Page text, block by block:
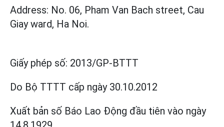
Address: No. 06, Pham Van Bach street, Cau
Giay ward, Ha Noi.
Giấy phép số: 2013/GP-BTTT
Do Bộ TTTT cấp ngày 30.10.2012
Xuất bản số Báo Lao Động đầu tiên vào ngày